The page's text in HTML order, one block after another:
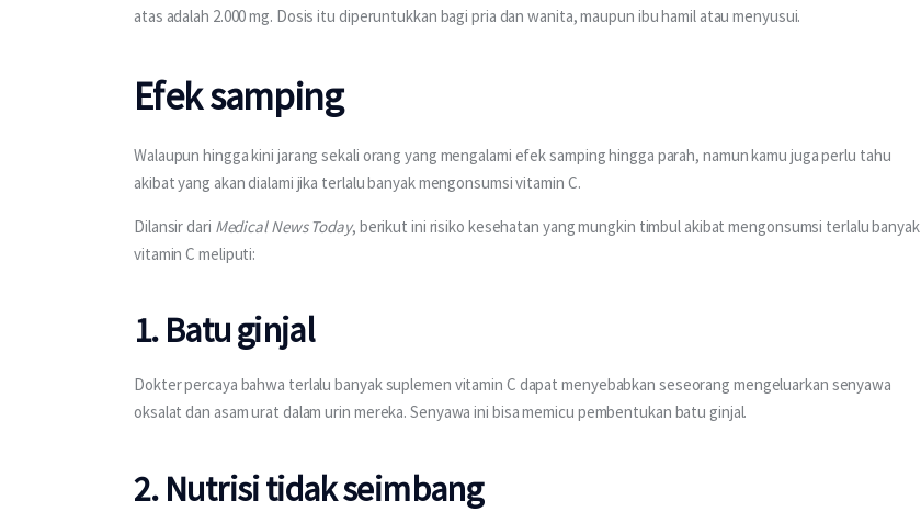
atas adalah 2.000 mg. Dosis itu diperuntukkan bagi pria dan wanita, maupun ibu hamil atau menyusui.
Efek samping
Walaupun hingga kini jarang sekali orang yang mengalami efek samping hingga parah, namun kamu juga perlu tahu
akibat yang akan dialami jika terlalu banyak mengonsumsi vitamin C.
Dilansir dari Medical News Today, berikut ini risiko kesehatan yang mungkin timbul akibat mengonsumsi terlalu banyak
vitamin C meliputi:
1. Batu ginjal
Dokter percaya bahwa terlalu banyak suplemen vitamin C dapat menyebabkan seseorang mengeluarkan senyawa
oksalat dan asam urat dalam urin mereka. Senyawa ini bisa memicu pembentukan batu ginjal.
2. Nutrisi tidak seimbang